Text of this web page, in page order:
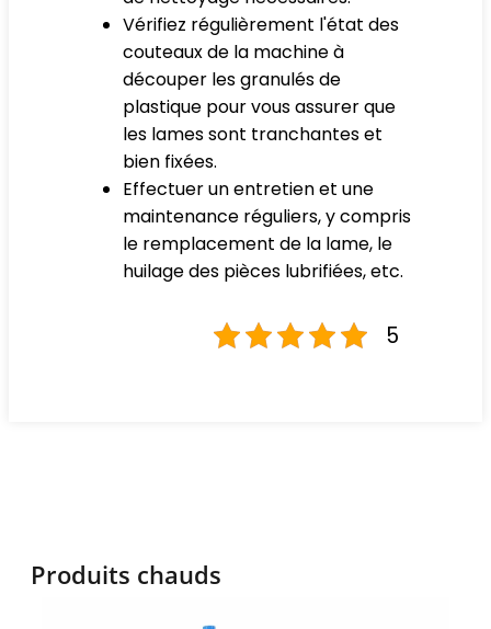
Vérifiez régulièrement l'état des
couteaux de la machine à
découper les granulés de
plastique pour vous assurer que
les lames sont tranchantes et
bien fixées.
Effectuer un entretien et une
maintenance réguliers, y compris
le remplacement de la lame, le
huilage des pièces lubrifiées, etc.
5
Produits chauds